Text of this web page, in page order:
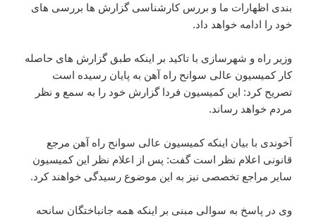
بندی اظهارات ما و بررس کارشناسی گزارش ها بررسی های
خود را ادامه خواهد داد.
وزیر راه و شهرسازی با تاکید بر اینکه طبق گزارش های حاصله
کار کمیسیون عالی سوانح راه آهن به پایان رسیده است
تصریح کرد: این کمیسیون فردا گزارش خود را به سمع و نظر
مردم خواهد رساند.
آخوندی با بیان اینکه کمیسیون عالی سوانح راه آهن مرجع
قانونی اعلام نظر است گفت: پس از اعلام نظر این کمیسیون
سایر مراجع تخصصی نیز به این موضوع رسیدگی خواهند کرد.
وی در پاسخ به سوالی مبنی بر اینکه همه جانباختگان سانحه